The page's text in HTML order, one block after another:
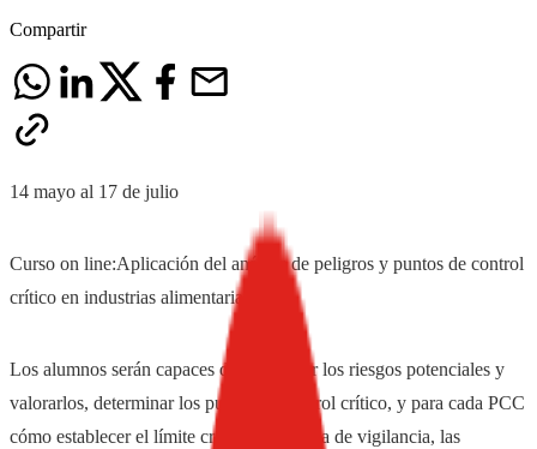
Compartir
14 mayo al 17 de julio
Curso on line:Aplicación del análisis de peligros y puntos de control
crítico en industrias alimentarias
Los alumnos serán capaces de identificar los riesgos potenciales y
valorarlos, determinar los puntos de control crítico, y para cada PCC
cómo establecer el límite crítico, el sistema de vigilancia, las